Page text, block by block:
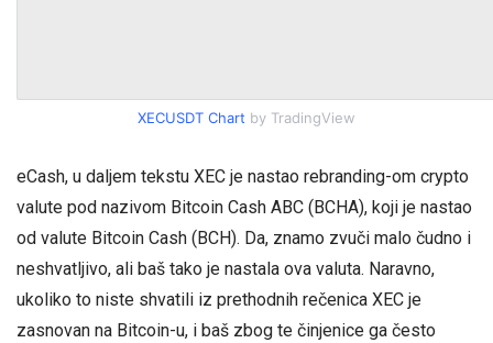
XECUSDT Chart by TradingView
eCash, u daljem tekstu XEC je nastao rebranding-om crypto
valute pod nazivom Bitcoin Cash ABC (BCHA), koji je nastao
od valute Bitcoin Cash (BCH). Da, znamo zvuči malo čudno i
neshvatljivo, ali baš tako je nastala ova valuta. Naravno,
ukoliko to niste shvatili iz prethodnih rečenica XEC je
zasnovan na Bitcoin-u, i baš zbog te činjenice ga često